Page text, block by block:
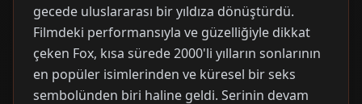
gecede uluslararası bir yıldıza dönüştürdü.
Filmdeki performansıyla ve güzelliğiyle dikkat
çeken Fox, kısa sürede 2000'li yılların sonlarının
en popüler isimlerinden ve küresel bir seks
sembolünden biri haline geldi. Serinin devam